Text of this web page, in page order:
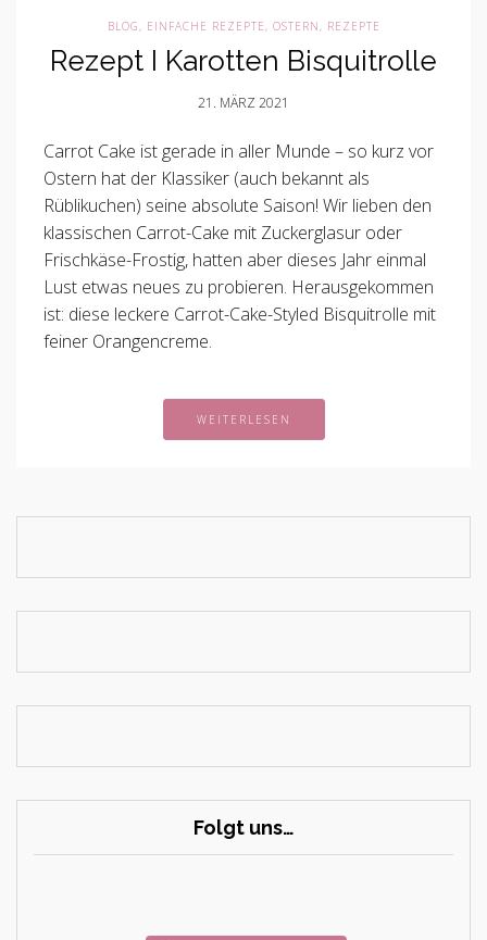
BLOG, EINFACHE REZEPTE, OSTERN, REZEPTE
Rezept I Karotten Bisquitrolle
21. MÄRZ 2021
Carrot Cake ist gerade in aller Munde – so kurz vor
Ostern hat der Klassiker (auch bekannt als
Rüblikuchen) seine absolute Saison! Wir lieben den
klassischen Carrot-Cake mit Zuckerglasur oder
Frischkäse-Frostig, hatten aber dieses Jahr einmal
Lust etwas neues zu probieren. Herausgekommen
ist: diese leckere Carrot-Cake-Styled Bisquitrolle mit
feiner Orangencreme.
WEITERLESEN
Folgt uns…